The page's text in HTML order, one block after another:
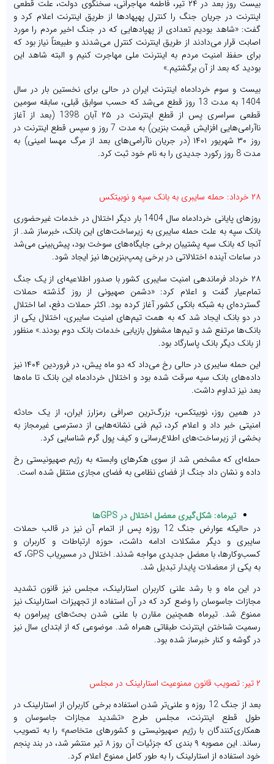
بیست روز بعد در ۲۴ تیر، فاطمه مهاجرانی، سخنگوی دولت، علت قطعی
اینترنت در جریان جنگ را کنترل پهپهاد‌ها از طریق اینترنت اعلام کرد و
گفت: «شاهد بودیم تعدادی از پهپاد‌هایی که در جنگ اخیر مردم را مورد
اصابت قرار می‌دادند از طریق اینترنت کنترل می‌شدند و طبیعتاً نیاز بود که
برای حفظ امنیت مردم به اینترنت ملی مهاجرت کنیم و البته شاهد این
بودید که بعد از آن برگشتیم.»
بیست و سوم خردادماه اینترنت ایران در حالی برای نخستین بار در سال
1404 به مدت 13 روز قطع می‌شد که حسب سوابق قبلی، سابقه سومین
قطعی سراسری پس از قطع اینترنت در ۲۵ آبان 1398 (بعد از آغاز
ناآرامی‌هایی افزایش قیمت بنزین) به مدت 7 روز و سپس قطع اینترنت در
روز ۳۰ شهریور ۱۴۰۱ (در جریان ناآرامی‌های بعد از مرگ مهسا امینی) به
مدت 8 روز رکورد جدیدی را به نام خود ثبت کرد.
۲۸ خرداد: حمله سایبری به بانک سپه و نوبیتکس
روزهای پایانی خردادماه سال 1404 بار دیگر اختلال در خدمات غیرحضوری
بانک سپه به علت حمله سایبری به زیرساخت‌های این بانک، خبرساز شد. از
آنجا که بانک سپه پشتیبان برخی جایگاه‌های سوخت بود، پیش‌بینی می‌شد
در ساعات آینده اختلالاتی در برخی پمپ‌بنزین‌ها نیز ایجاد شود.
۲۸ خرداد فرماندهی امنیت سایبری کشور با صدور اطلاعیه‌ای از یک جنگ
تمام‌عیار گفت و اعلام کرد: «دشمن صهیونی از روز گذشته حملات
گسترده‌ای به شبکه بانکی کشور آغاز کرده بود. اکثر حملات دفع، اما اختلال
در دو بانک ایجاد شد که به همت تیم‌های امنیت سایبری، اختلال یکی از
بانک‌ها مرتفع شد و تیم‌ها مشغول بازیابی خدمات بانک دوم بودند.» منظور
از بانک دیگر بانک پاسارگاد بود.
این حمله سایبری در حالی رخ می‌داد که دو ماه پیش، در فروردین ۱۴۰۴ نیز
داده‌های بانک سپه سرقت شده بود و اختلال خردادماه این بانک تا ماه‌ها
بعد نیز تداوم داشت.
در همین روز، نوبیتکس، بزرگ‌ترین صرافی رمزارز ایران، از یک حادثه
امنیتی خبر داد و اعلام کرد، تیم فنی نشانه‌هایی از دسترسی غیرمجاز به
بخشی از زیرساخت‌های اطلاع‌رسانی و کیف پول گرم شناسایی کرد.
حمله‌ای که مشخص شد از سوی هکرهای وابسته به رژیم صهیونیستی رخ
داده و نشان داد جنگ از فضای نظامی به فضای مجازی منتقل شده است.
تیرماه: شکل‌گیری معضل اختلال در GPSها
در حالیکه عوارض جنگ 12 روزه پس از اتمام آن نیز در قالب حملات
سایبری و دیگر مشکلات ادامه داشت، حوزه ارتباطات و کاربران و
کسب‌وکارها، با معضل جدیدی مواجه شدند. اختلال در مسیریاب GPS، که
به یکی از معضلات پایدار تبدیل شد.
در این ماه و با رشد علنی کاربران استارلینک، مجلس نیز قانون تشدید
مجازات جاسوسان را وضع کرد که در آن استفاده از تجهیزات استارلینک نیز
ممنوع شد. تیرماه همچنین مقارن با علنی شدن بحث‌های پیرامون به
رسمیت شناختن اینترنت طبقاتی همراه شد. موضوعی که از ابتدای سال نیز
در گوشه و کنار خبرساز شده بود.
۲ تیر: تصویب قانون ممنوعیت استارلینک در مجلس
بعد از جنگ 12 روزه و علنی‌تر شدن استفاده برخی کاربران از استارلینک در
طول قطع اینترنت، مجلس طرح «تشدید مجازات جاسوسان و
همکاری‌کنندگان با رژیم صهیونیستی و کشورهای متخاصم» را به تصویب
رساند. این مصوبه ۹ بندی که جزئیات آن روز ۸ تیر منتشر شد، در بند پنجم
خود استفاده از استارلینک را به طور کامل ممنوع اعلام کرد.